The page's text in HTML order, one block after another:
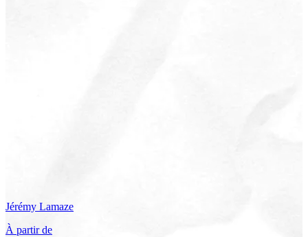
Jérémy Lamaze
À partir de